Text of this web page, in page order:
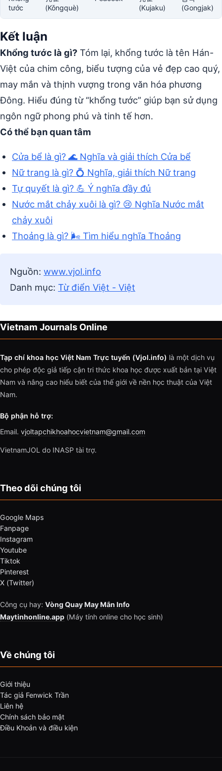
tước
(Kǒngquè)
(Kujaku)
(Gongjak)
Kết luận
Khổng tước là gì? Tóm lại, khổng tước là tên Hán-
Việt của chim công, biểu tượng của vẻ đẹp cao quý,
may mắn và thịnh vượng trong văn hóa phương
Đông. Hiểu đúng từ “khổng tước” giúp bạn sử dụng
ngôn ngữ phong phú và tinh tế hơn.
Có thể bạn quan tâm
Cửa bể là gì? 🌊 Nghĩa và giải thích Cửa bể
Nữ trang là gì? 💍 Nghĩa, giải thích Nữ trang
Tự quyết là gì? 💪 Ý nghĩa đầy đủ
Nước mắt chảy xuôi là gì? 😢 Nghĩa Nước mắt
chảy xuôi
Thoảng là gì? 🌬️ Tìm hiểu nghĩa Thoảng
Nguồn: www.vjol.info
Danh mục: Từ điển Việt - Việt
Vietnam Journals Online
Tạp chí khoa học Việt Nam Trực tuyến (Vjol.info) là một dịch vụ
cho phép độc giả tiếp cận tri thức khoa học được xuất bản tại Việt
Nam và nâng cao hiểu biết của thế giới về nền học thuật của Việt
Nam.
Bộ phận hỗ trợ:
Email. vjoltapchikhoahocvietnam@gmail.com
VietnamJOL do INASP tài trợ.
Theo dõi chúng tôi
Google Maps
Fanpage
Instagram
Youtube
Tiktok
Pinterest
X (Twitter)
Công cụ hay: Vòng Quay May Mắn Info
Maytinhonline.app (Máy tính online cho học sinh)
Về chúng tôi
Giới thiệu
Tác giả Fenwick Trần
Liên hệ
Chính sách bảo mật
Điều Khoản và điều kiện